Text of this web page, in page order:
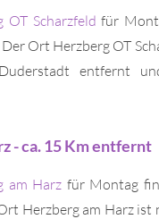
OT Scharzfeld für
Ort Herzberg OT
entfernt
- ca. 15 Km entfernt
am Harz für Montag
Herzberg am Harz ist